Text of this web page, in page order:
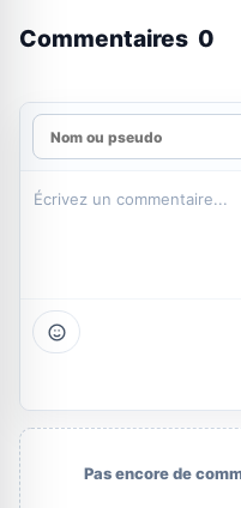
Commentaires 0
Pas encore de